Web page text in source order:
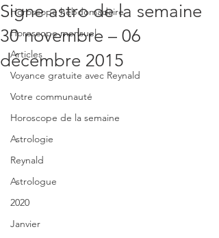
Horoscope hebdomadaire
Horoscope mensuel
Articles
Voyance gratuite avec Reynald
Votre communauté
Horoscope de la semaine
Astrologie
Reynald
Astrologue
2020
Janvier
Signe astro de la semaine
30 novembre – 06
décembre 2015